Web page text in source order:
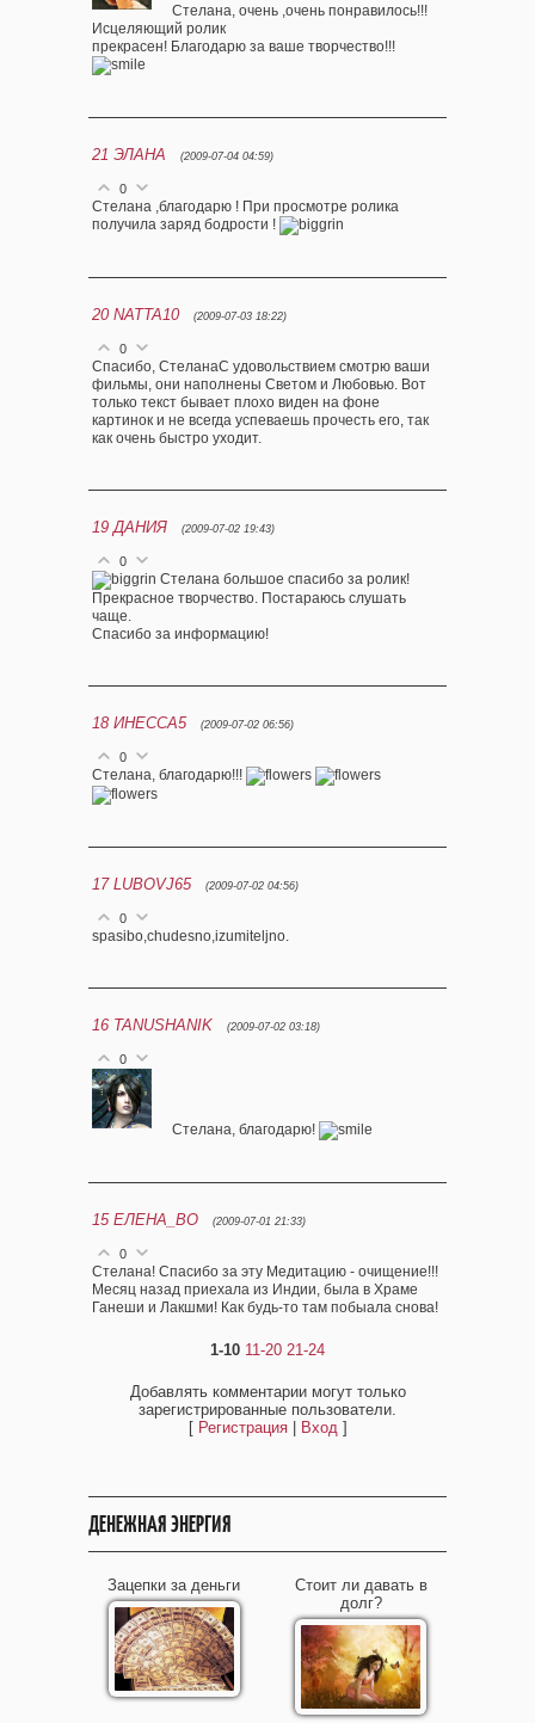
Стелана, очень ,очень понравилось!!!
Исцеляющий ролик
прекрасен! Благодарю за ваше творчество!!!
21 ЭЛАНА (2009-07-04 04:59)
0
Стелана ,благодарю ! При просмотре ролика
получила заряд бодрости !
20 NATTA10 (2009-07-03 18:22)
0
Спасибо, СтеланаС удовольствием смотрю ваши
фильмы, они наполнены Светом и Любовью. Вот
только текст бывает плохо виден на фоне
картинок и не всегда успеваешь прочесть его, так
как очень быстро уходит.
19 ДАНИЯ (2009-07-02 19:43)
0
Стелана большое спасибо за ролик!
Прекрасное творчество. Постараюсь слушать
чаще.
Спасибо за информацию!
18 ИНЕССА5 (2009-07-02 06:56)
0
Стелана, благодарю!!!
17 LUBOVJ65 (2009-07-02 04:56)
0
spasibo,chudesno,izumiteljno.
16 TANUSHANIK (2009-07-02 03:18)
0
Стелана, благодарю!
15 ЕЛЕНА_ВО (2009-07-01 21:33)
0
Стелана! Спасибо за эту Медитацию - очищение!!!
Месяц назад приехала из Индии, была в Храме
Ганеши и Лакшми! Как будь-то там побыала снова!
1-10 11-20 21-24
Добавлять комментарии могут только
зарегистрированные пользователи.
[ Регистрация| Вход]
ДЕНЕЖНАЯ ЭНЕРГИЯ
Зацепки за деньги
Стоит ли давать в
долг?